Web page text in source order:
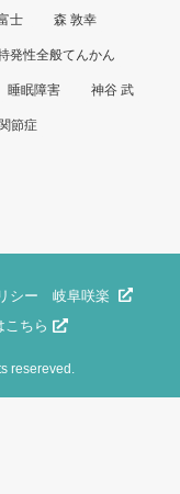
士 森 敦幸
発性全般てんかん
睡眠障害 神谷 武
関節症
シー
岐阜咲楽
こちら
resereved.